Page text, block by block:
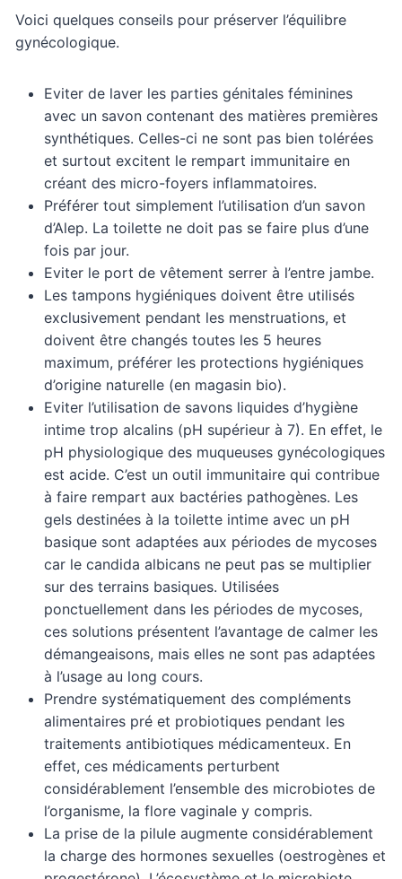
Voici quelques conseils pour préserver l’équilibre
gynécologique.
Eviter de laver les parties génitales féminines
avec un savon contenant des matières premières
synthétiques. Celles-ci ne sont pas bien tolérées
et surtout excitent le rempart immunitaire en
créant des micro-foyers inflammatoires.
Préférer tout simplement l’utilisation d’un savon
d’Alep. La toilette ne doit pas se faire plus d’une
fois par jour.
Eviter le port de vêtement serrer à l’entre jambe.
Les tampons hygiéniques doivent être utilisés
exclusivement pendant les menstruations, et
doivent être changés toutes les 5 heures
maximum, préférer les protections hygiéniques
d’origine naturelle (en magasin bio).
Eviter l’utilisation de savons liquides d’hygiène
intime trop alcalins (pH supérieur à 7). En effet, le
pH physiologique des muqueuses gynécologiques
est acide. C’est un outil immunitaire qui contribue
à faire rempart aux bactéries pathogènes. Les
gels destinées à la toilette intime avec un pH
basique sont adaptées aux périodes de mycoses
car le candida albicans ne peut pas se multiplier
sur des terrains basiques. Utilisées
ponctuellement dans les périodes de mycoses,
ces solutions présentent l’avantage de calmer les
démangeaisons, mais elles ne sont pas adaptées
à l’usage au long cours.
Prendre systématiquement des compléments
alimentaires pré et probiotiques pendant les
traitements antibiotiques médicamenteux. En
effet, ces médicaments perturbent
considérablement l’ensemble des microbiotes de
l’organisme, la flore vaginale y compris.
La prise de la pilule augmente considérablement
la charge des hormones sexuelles (oestrogènes et